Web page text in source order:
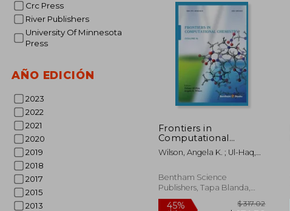
Crc Press
River Publishers
University Of Minnesota
Press
AÑO EDICIÓN
2023
2022
2021
2020
2019
2018
2017
2015
2013
dcto.
Frontiers in
Computational
Chemistry Volume 4
(en Inglés)
Wilson, Angela K. ; Ul-Haq,
Bentham Science
Publishers, Tapa Blanda,
Nuevo